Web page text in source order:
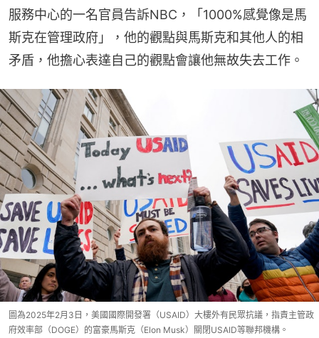
服務中心的一名官員告訴NBC，「1000%感覺像是馬
斯克在管理政府」，他的觀點與馬斯克和其他人的相
矛盾，他擔心表達自己的觀點會讓他無故失去工作。
圖為2025年2月3日，美國國際開發署（USAID）大樓外有民眾抗議，指責主管政
府效率部（DOGE）的富豪馬斯克（Elon Musk）關閉USAID等聯邦機構。